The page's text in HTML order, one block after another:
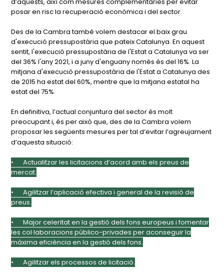
posar en risc la recuperació econòmica i del sector.
Des de la Cambra també volem destacar el baix grau
d'execució pressupostària que pateix Catalunya. En aquest
sentit, l'execució pressupostària de l'Estat a Catalunya va ser
del 36% l'any 2021, i a juny d'enguany només és del 16%. La
mitjana d'execució pressupostària de l'Estat a Catalunya des
de 2015 ha estat del 60%, mentre que la mitjana estatal ha
estat del 75%.
En definitiva, l’actual conjuntura del sector és molt
preocupant i, és per això que, des de la Cambra volem
proposar les següents mesures per tal d’evitar l’agreujament
d’aquesta situació:
•
Actualitzar les licitacions d’acord amb els preus de
mercat.
•
Agilitzar l’aplicació efectiva i general de la revisió de
preus.
•
Major celeritat en la gestió dels fons europeus i fomentar
les col·laboracions público-privades per aconseguir la
màxima eficiència en la gestió dels fons.
• Agilitzar els processos de licitació.